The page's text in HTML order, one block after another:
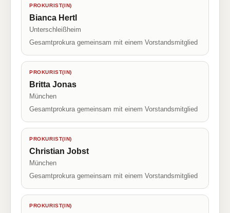
PROKURIST(IN)
Bianca Hertl
Unterschleißheim
Gesamtprokura gemeinsam mit einem Vorstandsmitglied
PROKURIST(IN)
Britta Jonas
München
Gesamtprokura gemeinsam mit einem Vorstandsmitglied
PROKURIST(IN)
Christian Jobst
München
Gesamtprokura gemeinsam mit einem Vorstandsmitglied
PROKURIST(IN)